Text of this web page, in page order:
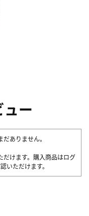
ー
ありません。
だけます。購入商品はログ
いただけます。